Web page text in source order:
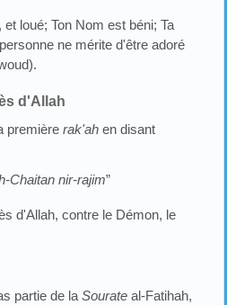
loué; Ton Nom est béni; Ta
ne mérite d'être adoré
d'Allah
premièrerak'ah en disant
Chaitan nir-rajim”
d'Allah, contre le Démon, le
partie de laSourate al-Fatihah,